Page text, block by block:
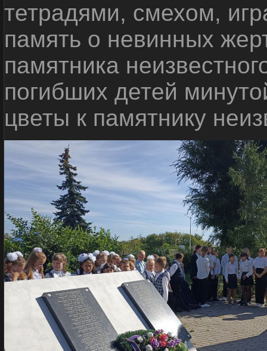
тетрадями, смехом,
память о невинных
памятника
погибших детей
цветы к памятнику